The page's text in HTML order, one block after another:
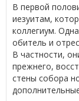
В первой
иезуитам,
коллегиум.
обитель и
В частности,
прежнего,
стены собора